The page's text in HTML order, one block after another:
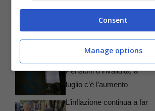
usare
Passaporti, come devi
sapere quest’anno prima di
partire per le vacanze
Pensioni d’invalidità, a
luglio c’è l’aumento
L’inflazione continua a far
Consent
Manage options